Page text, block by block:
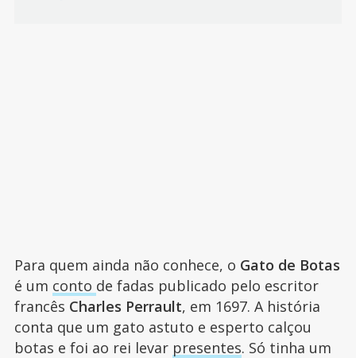
Para quem ainda não conhece, o Gato de Botas
é um conto de fadas publicado pelo escritor
francês Charles Perrault, em 1697. A história
conta que um gato astuto e esperto calçou
botas e foi ao rei levar presentes. Só tinha um